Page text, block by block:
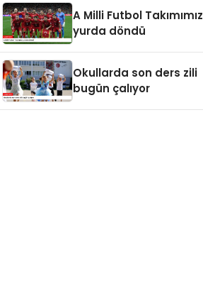
A Milli Futbol Takımımız
yurda döndü
Okullarda son ders zili
bugün çalıyor